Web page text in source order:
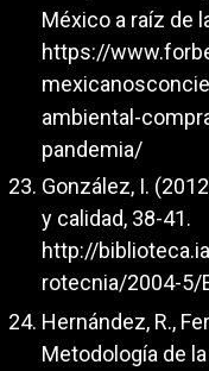
México a raíz de
https://
ambiental-
pandemia/
González, I.
y calidad, 38-41.
http://
rotecnia/2004-5/
Hernández, R.,
Metodología de